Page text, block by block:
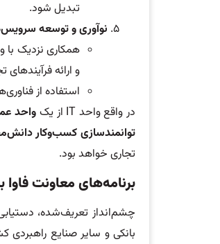
تبدیل شود.
نوآوری و توسعه
همکاری نزدیک
و ارائه
استفاده از
در واقع واحد IT از یک
واحد
توانمندسازی کسب‌وکار
تجاری خواهد بود.
برنامههای معاونت فاوا
چشم‌انداز تعریف‌شده،